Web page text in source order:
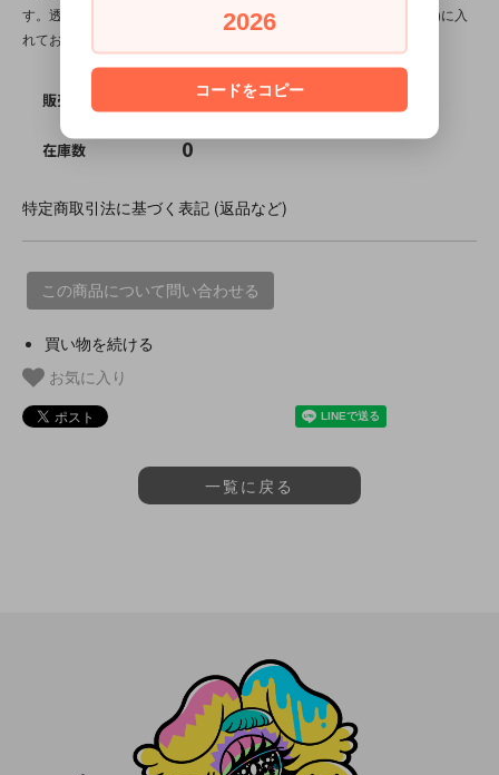
す。透明袋(ＯＰＰ袋)に本体を入れ、紙袋(場合によってはダンボール)に入
れてお送り致します。
販売価格 SOLD OUT
在庫数 0
特定商取引法に基づく表記 (返品など)
この商品について問い合わせる
買い物を続ける
お気に入り
一覧に戻る
2026
コードをコピー